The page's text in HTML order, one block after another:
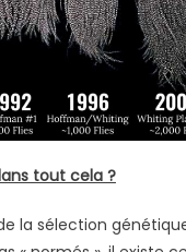
tout cela ?
la sélection